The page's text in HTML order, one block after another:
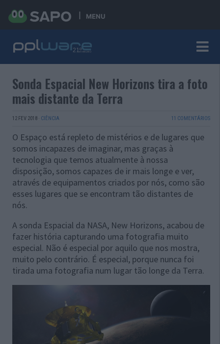
MENU
Sonda Espacial New Horizons tira a foto
mais distante da Terra
12 FEV 2018 · CIÊNCIA 11 COMENTÁRIOS
O Espaço está repleto de mistérios e de lugares que
somos incapazes de imaginar, mas graças à
tecnologia que temos atualmente à nossa
disposição, somos capazes de ir mais longe e ver,
através de equipamentos criados por nós, como são
esses lugares que se encontram tão distantes de
nós.
A sonda Espacial da NASA, New Horizons, acabou de
fazer história capturando uma fotografia muito
especial. Não é especial por aquilo que nos mostra,
muito pelo contrário. É especial, porque nunca foi
tirada uma fotografia num lugar tão longe da Terra.